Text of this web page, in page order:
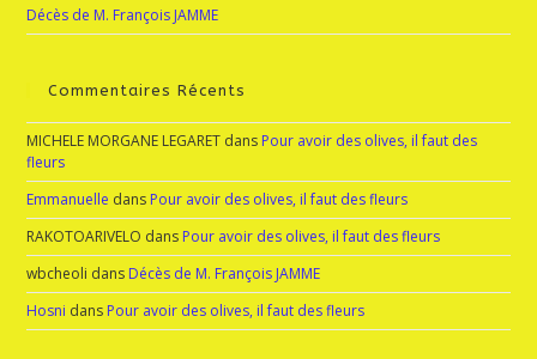
Décès de M. François JAMME
Commentaires Récents
MICHELE MORGANE LEGARET dans Pour avoir des olives, il faut des
fleurs
Emmanuelle dans Pour avoir des olives, il faut des fleurs
RAKOTOARIVELO dans Pour avoir des olives, il faut des fleurs
wbcheoli dans Décès de M. François JAMME
Hosni dans Pour avoir des olives, il faut des fleurs